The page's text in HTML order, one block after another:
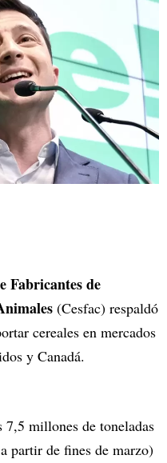
Fabricantes de
(Cesfac) respaldó
cereales en mercados
y Canadá.
millones de toneladas
partir de fines de marzo)